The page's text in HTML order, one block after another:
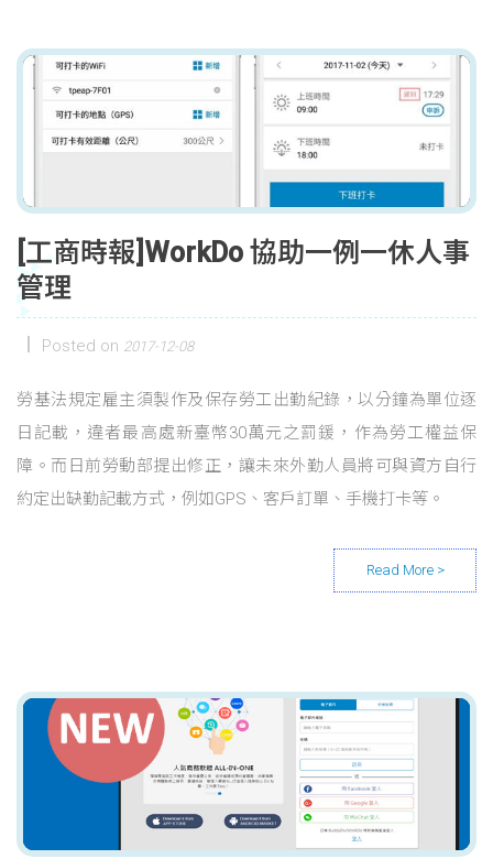
[工商時報]WorkDo 協助一例一休人事
管理
Posted on 2017-12-08
勞基法規定雇主須製作及保存勞工出勤紀錄，以分鐘為單位逐
日記載，違者最高處新臺幣30萬元之罰鍰，作為勞工權益保
障。而日前勞動部提出修正，讓未來外勤人員將可與資方自行
約定出缺勤記載方式，例如GPS、客戶訂單、手機打卡等。